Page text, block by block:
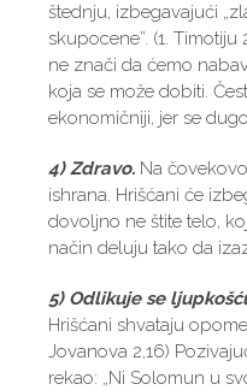
štednju, izbegavajući
skupocene”. (1.
ne znači da ćemo
koja se može dobiti.
ekonomičniji, jer se
4) Zdravo. Na
ishrana. Hrišćani će
dovoljno ne štite telo,
način deluju tako da
5) Odlikuje se
Hrišćani shvataju
Jovanova 2,16)
rekao: „Ni Solomun u